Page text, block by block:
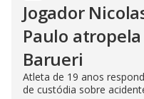
Jogador
Paulo
Barueri
Atleta de 19 anos
de custódia sobre